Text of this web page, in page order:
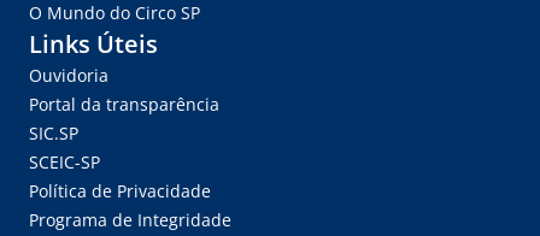
O Mundo do Circo SP
Links Úteis
Ouvidoria
Portal da transparência
SIC.SP
SCEIC-SP
Política de Privacidade
Programa de Integridade